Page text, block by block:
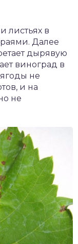
листьях в
Далее
дырявую
виноград в
ягоды не
и на
не